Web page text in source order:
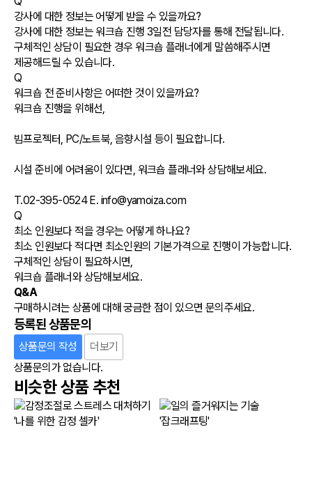
강사에 대한 정보는 어떻게 받을 수 있을까요?
강사에 대한 정보는 워크숍 진행 3일전 담당자를 통해 전달됩니다.
구체적인 상담이 필요한 경우 워크숍 플래너에게 말씀해주시면
제공해드릴 수 있습니다.
Q
워크숍 전 준비사항은 어떠한 것이 있을까요?
워크숍 진행을 위해선,
빔프로젝터, PC/노트북, 음향시설 등이 필요합니다.
시설 준비에 어려움이 있다면, 워크숍 플래너와 상담해보세요.
T.02-395-0524 E. info@yamoiza.com
Q
최소 인원보다 적을 경우는 어떻게 하나요?
최소 인원보다 적다면 최소인원의 기본가격으로 진행이 가능합니다.
구체적인 상담이 필요하시면,
워크숍 플래너와 상담해보세요.
Q&A
구매하시려는 상품에 대해 궁금한 점이 있으면 문의주세요.
등록된 상품문의
상품문의 작성
더보기
상품문의가 없습니다.
비슷한 상품 추천